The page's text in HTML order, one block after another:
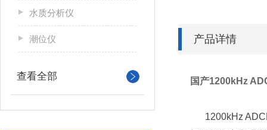
水质分析仪
潮位仪
查看全部
产品详情
国产1200kHz
1200kHz ADCP